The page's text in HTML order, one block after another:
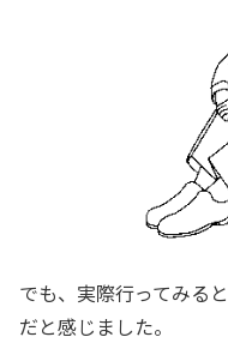
でも、実際行ってみると
だと感じました。